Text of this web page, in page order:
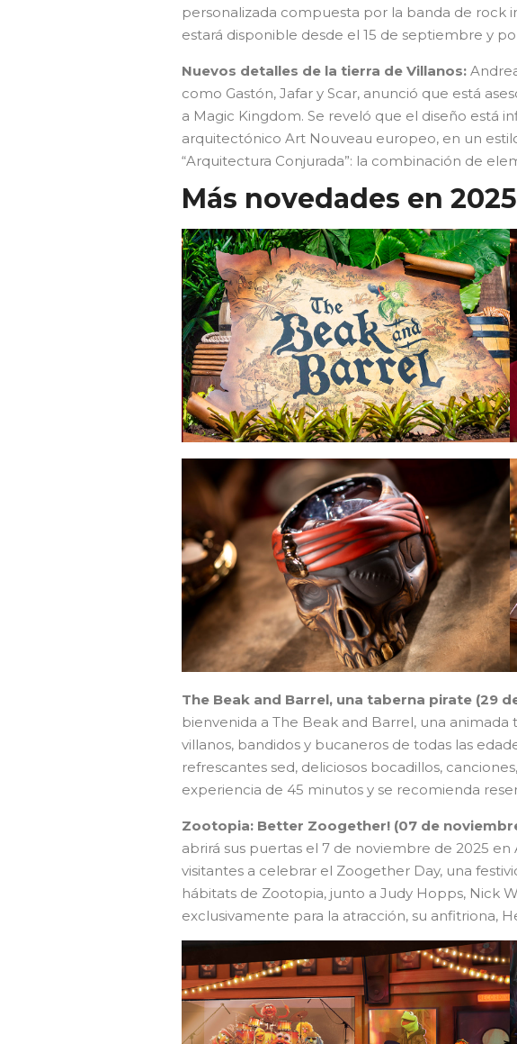
personalizada compuesta por la banda de rock
estará disponible desde el 15 de septiembre y
Nuevos detalles de la tierra de Villanos:
como Gastón, Jafar y Scar, anunció que está
a Magic Kingdom. Se reveló que el diseño está
arquitectónico Art Nouveau europeo, en un
“Arquitectura Conjurada”: la combinación de
Más novedades en
The Beak and Barrel, una taberna pirate (29
bienvenida a The Beak and Barrel, una
villanos, bandidos y bucaneros de todas las
refrescantes sed, deliciosos bocadillos,
experiencia de 45 minutos y se recomienda
Zootopia: Better Zoogether! (07 de
abrirá sus puertas el 7 de noviembre de 2025
visitantes a celebrar el Zoogether Day, una
hábitats de Zootopia, junto a Judy Hopps, Nick
exclusivamente para la atracción, su anfitriona,